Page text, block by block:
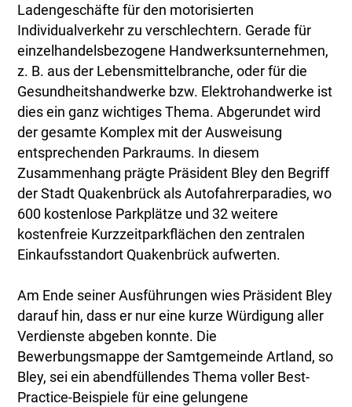
Ladengeschäfte für den motorisierten
Individualverkehr zu verschlechtern. Gerade für
einzelhandelsbezogene Handwerksunternehmen,
z. B. aus der Lebensmittelbranche, oder für die
Gesundheitshandwerke bzw. Elektrohandwerke ist
dies ein ganz wichtiges Thema. Abgerundet wird
der gesamte Komplex mit der Ausweisung
entsprechenden Parkraums. In diesem
Zusammenhang prägte Präsident Bley den Begriff
der Stadt Quakenbrück als Autofahrerparadies, wo
600 kostenlose Parkplätze und 32 weitere
kostenfreie Kurzzeitparkflächen den zentralen
Einkaufsstandort Quakenbrück aufwerten.
Am Ende seiner Ausführungen wies Präsident Bley
darauf hin, dass er nur eine kurze Würdigung aller
Verdienste abgeben konnte. Die
Bewerbungsmappe der Samtgemeinde Artland, so
Bley, sei ein abendfüllendes Thema voller Best-
Practice-Beispiele für eine gelungene